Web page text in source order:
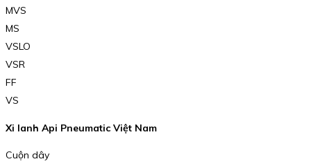
MVS
MS
VSLO
VSR
FF
VS
Xi lanh Api Pneumatic Việt Nam
Cuộn dây